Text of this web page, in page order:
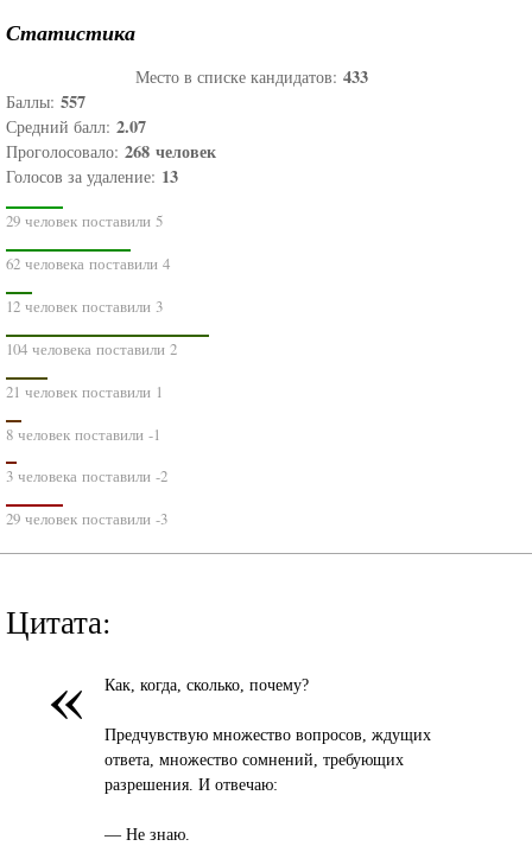
Статистика
Место в списке кандидатов: 433
Баллы: 557
Средний балл: 2.07
Проголосовало: 268 человек
Голосов за удаление: 13
29 человек поставили 5
62 человека поставили 4
12 человек поставили 3
104 человека поставили 2
21 человек поставили 1
8 человек поставили -1
3 человека поставили -2
29 человек поставили -3
Цитата:
« Как, когда, сколько, почему?
Предчувствую множество вопросов, ждущих
ответа, множество сомнений, требующих
разрешения. И отвечаю:
— Не знаю.